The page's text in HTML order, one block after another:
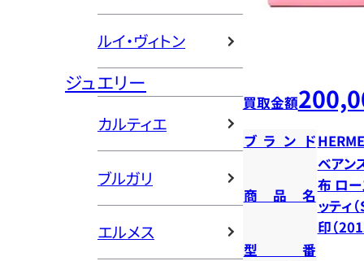
ルイ・ヴィトン
ジュエリー
カルティエ
ブルガリ
エルメス
買取金額
ブランド
商品名
ベアン
布 ロ
ッティ
印（
型番